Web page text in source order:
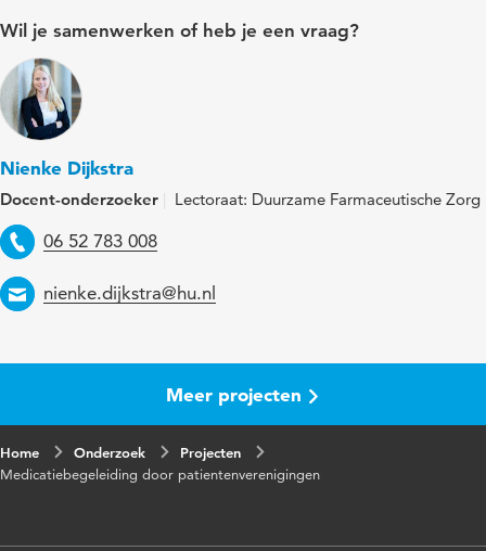
Wil je samenwerken of heb je een vraag?
Nienke Dijkstra
Docent-onderzoeker Lectoraat: Duurzame Farmaceutische Zorg
Telefoon
06 52 783 008
Email
nienke.dijkstra@hu.nl
Meer projecten
Home Onderzoek
Projecten
Medicatiebegeleiding door patientenverenigingen